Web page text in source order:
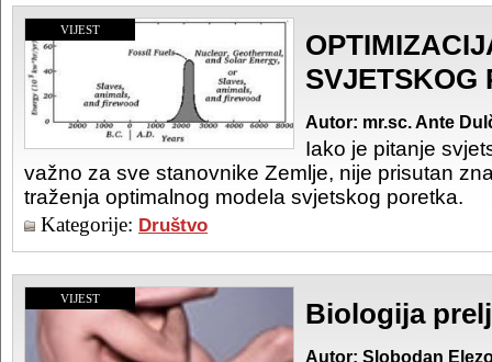
VIJEST
SVJETSKOG
Autor: mr.sc. Ante
Iako je pitanje
važno za sve stanovnike Zemlje, nije prisutan
traženja optimalnog modela svjetskog poretka.
Kategorije: Društvo
VIJEST Biologija
Autor: Slobodan